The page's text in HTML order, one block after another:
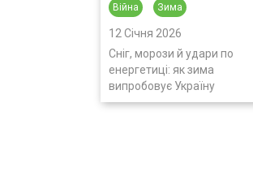
Війна Зима
12 Січня 2026
Сніг, морози й удари по
енергетиці: як зима
випробовує Україну